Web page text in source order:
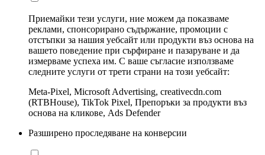
Приемайки тези услуги, ние можем да показваме
реклами, спонсорирано съдържание, промоции с
отстъпки за нашия уебсайт или продукти въз основа на
вашето поведение при сърфиране и пазаруване и да
измерваме успеха им. С ваше съгласие използваме
следните услуги от трети страни на този уебсайт:
Meta-Pixel, Microsoft Advertising, creativecdn.com
(RTBHouse), TikTok Pixel, Препоръки за продукти въз
основа на кликове, Ads Defender
Разширено проследяване на конверсии